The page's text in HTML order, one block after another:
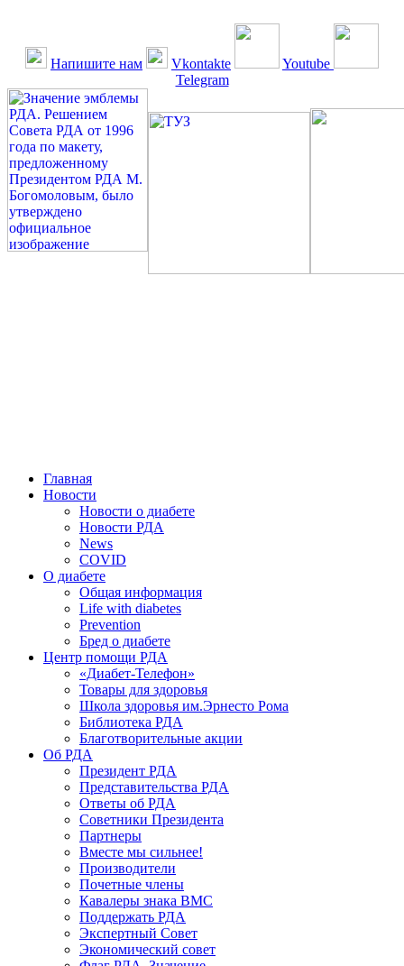
Напишите нам Vkontakte
Youtube
Telegram
Главная
Новости
Новости о диабете
Новости РДА
News
COVID
О диабете
Общая информация
Life with diabetes
Prevention
Бред о диабете
Центр помощи РДА
«Диабет-Телефон»
Товары для здоровья
Школа здоровья им.Эрнесто Рома
Библиотека РДА
Благотворительные акции
Об РДА
Президент РДА
Представительства РДА
Ответы об РДА
Советники Президента
Партнеры
Вместе мы сильнее!
Производители
Почетные члены
Кавалеры знака ВМС
Поддержать РДА
Экспертный Совет
Экономический совет